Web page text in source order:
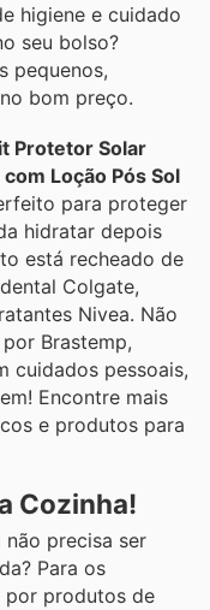
higiene e cuidado
seu bolso?
pequenos,
bom preço.
Protetor Solar
Loção Pós Sol
para proteger
hidratar depois
está recheado de
Colgate,
Nivea. Não
Brastemp,
cuidados pessoais,
Encontre mais
e produtos para
Cozinha!
precisa ser
Para os
por produtos de